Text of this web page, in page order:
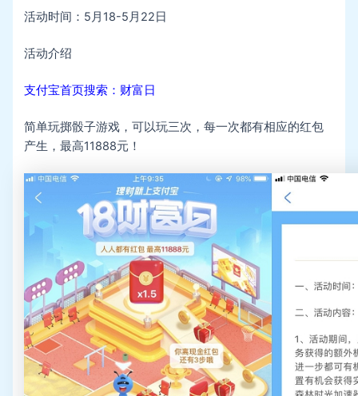
活动时间：5月18-5月22日
活动介绍
支付宝首页搜索：财富日
简单玩掷骰子游戏，可以玩三次，每一次都有相应的红包
产生，最高11888元！